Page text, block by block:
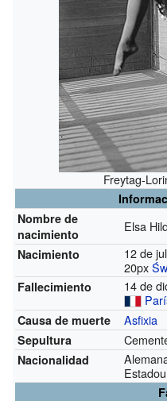
Freytag-
Nombre de
nacimiento
Elsa
Nacimiento
12 de
20px
Fallecimiento
14 de
Causa de muerte Asfixia
Sepultura
Nacionalidad